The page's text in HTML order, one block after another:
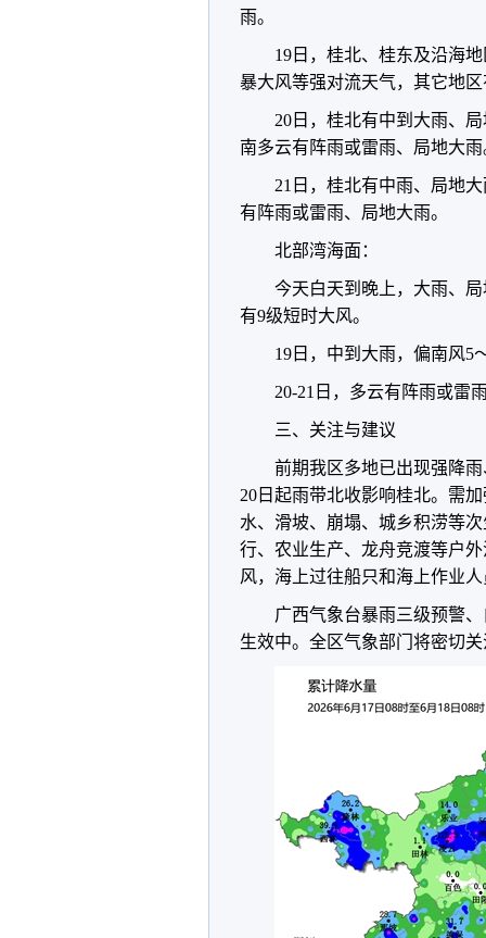
雨。
19日，桂北、桂东及沿海
暴大风等强对流天气，其它地
20日，桂北有中到大雨、
南多云有阵雨或雷雨、局地大雨
21日，桂北有中雨、局地
有阵雨或雷雨、局地大雨。
北部湾海面：
今天白天到晚上，大雨、
有9级短时大风。
19日，中到大雨，偏南风5
20-21日，多云有阵雨或雷
三、关注与建议
前期我区多地已出现强降
20日起雨带北收影响桂北。需
水、滑坡、崩塌、城乡积涝等
行、农业生产、龙舟竞渡等户
风，海上过往船只和海上作业
广西气象台暴雨三级预警
生效中。全区气象部门将密切